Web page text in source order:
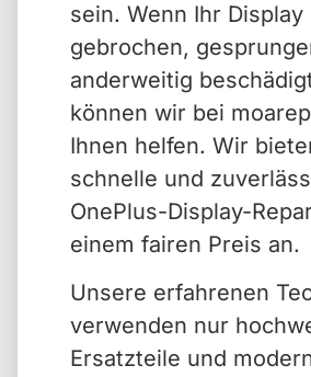
sein. Wenn Ihr Display
gebrochen,
anderweitig
können wir bei
Ihnen helfen. Wir
schnelle und
OnePlus-Display-
einem fairen Preis an.
Unsere erfahrenen
verwenden nur
Ersatzteile und